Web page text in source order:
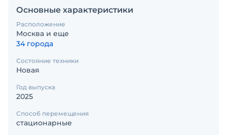
Основные характеристики
Расположение
Москва и еще
34 города
Состояние техники
Новая
Год выпуска
2025
Способ перемещения
стационарные